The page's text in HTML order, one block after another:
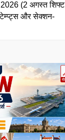
2026 (2 अगस्त शिफ्ट
और सेक्शन-